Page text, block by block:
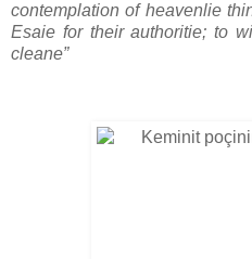
contemplation of heavenlie
Esaie for their authoritie; to
cleane”